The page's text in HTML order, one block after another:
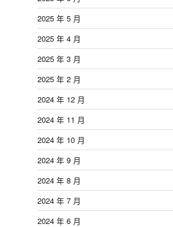
2025 年 5 月
2025 年 4 月
2025 年 3 月
2025 年 2 月
2024 年 12 月
2024 年 11 月
2024 年 10 月
2024 年 9 月
2024 年 8 月
2024 年 7 月
2024 年 6 月